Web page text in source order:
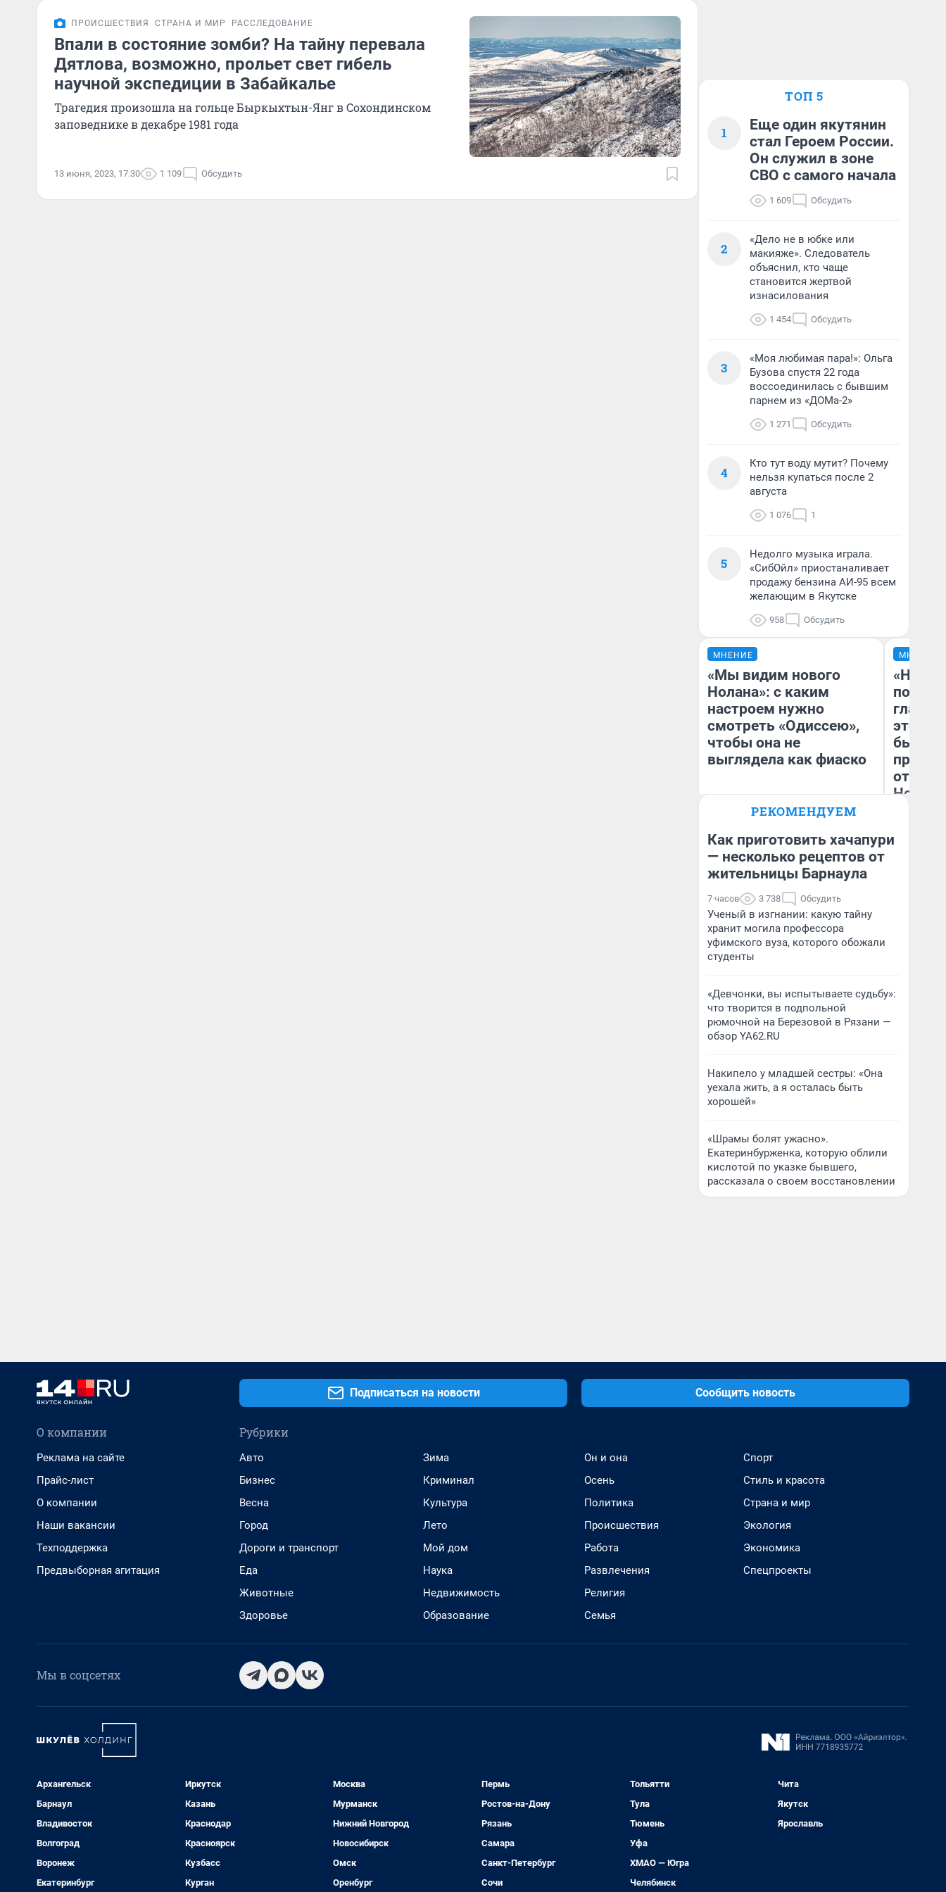
ПРОИСШЕСТВИЯ СТРАНА И МИР РАССЛЕДОВАНИЕ
Впали в состояние зомби? На тайну перевала
Дятлова, возможно, прольет свет гибель
научной экспедиции в Забайкалье
Трагедия произошла на гольце Быркыхтын-Янг в Сохондинском
заповеднике в декабре 1981 года
13 июня, 2023, 17:30 1 109 Обсудить
ТОП 5
1
Еще один якутянин
стал Героем России.
Он служил в зоне
СВО с самого начала
1 609 Обсудить
2
«Дело не в юбке или
макияже». Следователь
объяснил, кто чаще
становится жертвой
изнасилования
1 454 Обсудить
3
«Моя любимая пара!»: Ольга
Бузова спустя 22 года
воссоединилась с бывшим
парнем из «ДОМа-2»
1 271 Обсудить
4
Кто тут воду мутит? Почему
нельзя купаться после 2
августа
1 076 1
5
Недолго музыка играла.
«СибОйл» приостаналивает
продажу бензина АИ-95 всем
желающим в Якутске
958 Обсудить
МНЕНИЕ
«Мы видим нового
Нолана»: с каким
настроем нужно
смотреть «Одиссею»,
чтобы она не
выглядела как фиаско
Надежда Губарь
МНЕНИЕ
этого
бьет
отзыв
Нолана
РЕКОМЕНДУЕМ
Как приготовить хачапури
— несколько рецептов от
жительницы Барнаула
7 часов 3 738 Обсудить
Ученый в изгнании: какую тайну
хранит могила профессора
уфимского вуза, которого обожали
студенты
«Девчонки, вы испытываете судьбу»:
что творится в подпольной
рюмочной на Березовой в Рязани —
обзор YA62.RU
Накипело у младшей сестры: «Она
уехала жить, а я осталась быть
хорошей»
«Шрамы болят ужасно».
Екатеринбурженка, которую облили
кислотой по указке бывшего,
рассказала о своем восстановлении
Подписаться на новости Сообщить новость
О компании
Реклама на сайте
Прайс-лист
О компании
Наши вакансии
Техподдержка
Предвыборная агитация
Рубрики
Авто
Бизнес
Весна
Город
Дороги и транспорт
Еда
Животные
Здоровье
Зима
Криминал
Культура
Лето
Мой дом
Наука
Недвижимость
Образование
Он и она
Осень
Политика
Происшествия
Работа
Развлечения
Религия
Семья
Спорт
Стиль и красота
Страна и мир
Экология
Экономика
Спецпроекты
Мы в соцсетях
Архангельск
Барнаул
Владивосток
Волгоград
Воронеж
Екатеринбург
Иркутск
Казань
Краснодар
Красноярск
Кузбасс
Курган
Москва
Мурманск
Нижний Новгород
Новосибирск
Омск
Оренбург
Пермь
Ростов-на-Дону
Рязань
Самара
Санкт-Петербург
Сочи
Тольятти
Тула
Тюмень
Уфа
ХМАО — Югра
Челябинск
Чита
Якутск
Ярославль